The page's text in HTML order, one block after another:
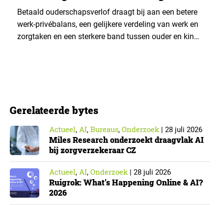
gelijker
Betaald ouderschapsverlof draagt bij aan een betere
werk-privébalans, een gelijkere verdeling van werk en
zorgtaken en een sterkere band tussen ouder en kind.
Gerelateerde bytes
Actueel, AI, Bureaus, Onderzoek| 28 juli 2026
Miles Research onderzoekt draagvlak AI
bij zorgverzekeraar CZ
Actueel, AI, Onderzoek| 28 juli 2026
Ruigrok: What’s Happening Online & AI?
2026